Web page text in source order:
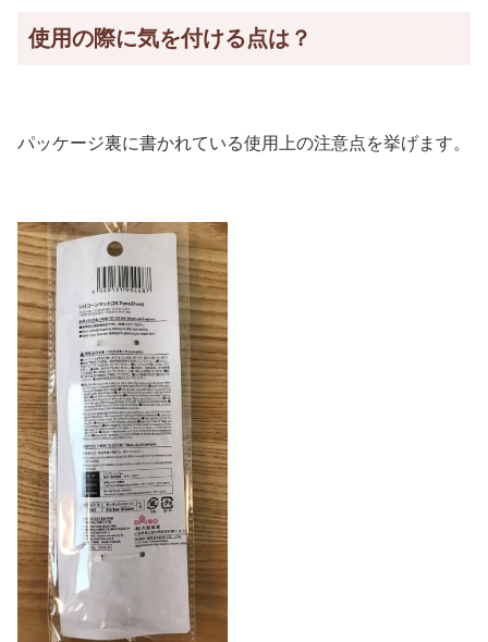
使用の際に気を付ける点は？
パッケージ裏に書かれている使用上の注意点を挙げます。